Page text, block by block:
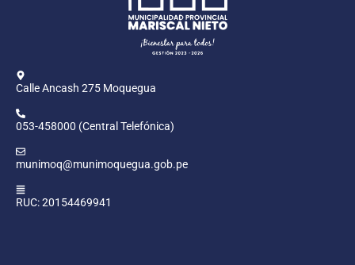
Calle Ancash 275 Moquegua
053-458000 (Central Telefónica)
munimoq@munimoquegua.gob.pe
RUC: 20154469941